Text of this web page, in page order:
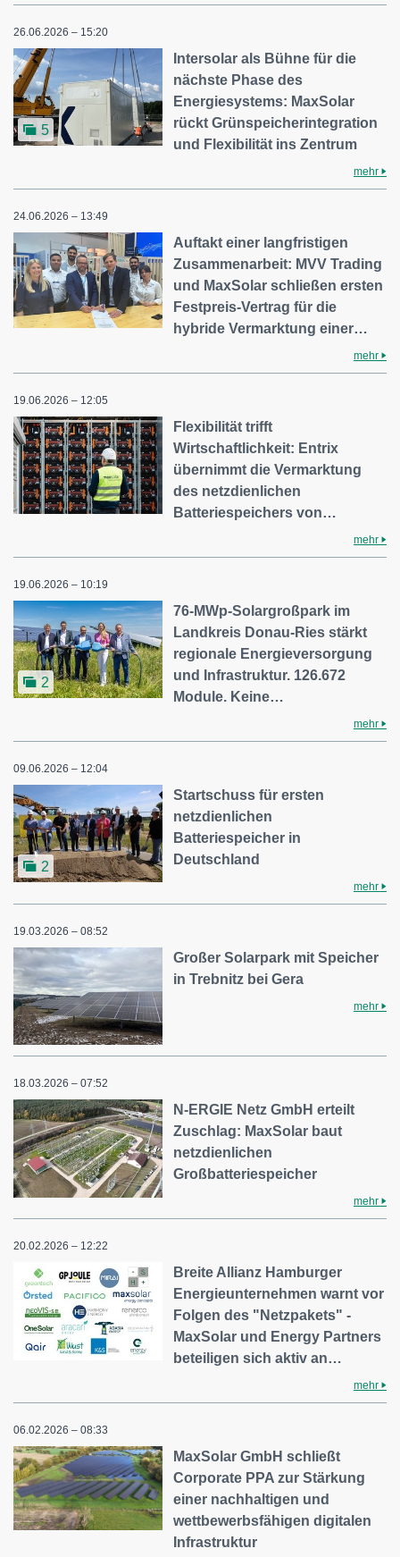
26.06.2026 – 15:20
5
Intersolar als Bühne für die
nächste Phase des
Energiesystems: MaxSolar
rückt Grünspeicherintegration
und Flexibilität ins Zentrum
mehr
24.06.2026 – 13:49
Auftakt einer langfristigen
Zusammenarbeit: MVV Trading
und MaxSolar schließen ersten
Festpreis-Vertrag für die
hybride Vermarktung einer…
mehr
19.06.2026 – 12:05
Flexibilität trifft
Wirtschaftlichkeit: Entrix
übernimmt die Vermarktung
des netzdienlichen
Batteriespeichers von…
mehr
19.06.2026 – 10:19
2
76-MWp-Solargroßpark im
Landkreis Donau-Ries stärkt
regionale Energieversorgung
und Infrastruktur. 126.672
Module. Keine…
mehr
09.06.2026 – 12:04
2
Startschuss für ersten
netzdienlichen
Batteriespeicher in
Deutschland
mehr
19.03.2026 – 08:52
Großer Solarpark mit Speicher
in Trebnitz bei Gera
mehr
18.03.2026 – 07:52
N-ERGIE Netz GmbH erteilt
Zuschlag: MaxSolar baut
netzdienlichen
Großbatteriespeicher
mehr
20.02.2026 – 12:22
Breite Allianz Hamburger
Energieunternehmen warnt vor
Folgen des "Netzpakets" -
MaxSolar und Energy Partners
beteiligen sich aktiv an…
mehr
06.02.2026 – 08:33
MaxSolar GmbH schließt
Corporate PPA zur Stärkung
einer nachhaltigen und
wettbewerbsfähigen digitalen
Infrastruktur